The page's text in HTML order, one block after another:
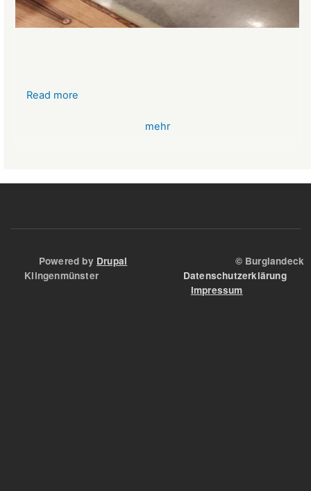
Read more
mehr
Powered by Drupal © Burglandeck
Klingenmünster Datenschutzerklärung
Impressum